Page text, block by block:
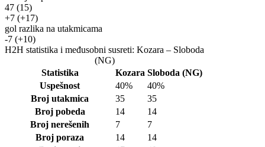
47 (15)
+7 (+17)
gol razlika na utakmicama
-7 (+10)
H2H statistika i međusobni susreti: Kozara – Sloboda
(NG)
Statistika
Kozara Sloboda (NG)
Uspešnost
40%
40%
Broj utakmica
35
35
Broj pobeda
14
14
Broj nerešenih
7
7
Broj poraza
14
14